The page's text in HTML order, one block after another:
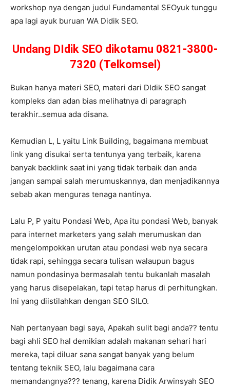
workshop nya dengan judul Fundamental SEOyuk tunggu
apa lagi ayuk buruan WA Didik SEO.
Undang DIdik SEO dikotamu 0821-3800-
7320 (Telkomsel)
Bukan hanya materi SEO, materi dari DIdik SEO sangat
kompleks dan adan bias melihatnya di paragraph
terakhir..semua ada disana.
Kemudian L, L yaitu Link Building, bagaimana membuat
link yang disukai serta tentunya yang terbaik, karena
banyak backlink saat ini yang tidak terbaik dan anda
jangan sampai salah merumuskannya, dan menjadikannya
sebab akan menguras tenaga nantinya.
Lalu P, P yaitu Pondasi Web, Apa itu pondasi Web, banyak
para internet marketers yang salah merumuskan dan
mengelompokkan urutan atau pondasi web nya secara
tidak rapi, sehingga secara tulisan walaupun bagus
namun pondasinya bermasalah tentu bukanlah masalah
yang harus disepelakan, tapi tetap harus di perhitungkan.
Ini yang diistilahkan dengan SEO SILO.
Nah pertanyaan bagi saya, Apakah sulit bagi anda?? tentu
bagi ahli SEO hal demikian adalah makanan sehari hari
mereka, tapi diluar sana sangat banyak yang belum
tentang teknik SEO, lalu bagaimana cara
memandangnya??? tenang, karena Didik Arwinsyah SEO